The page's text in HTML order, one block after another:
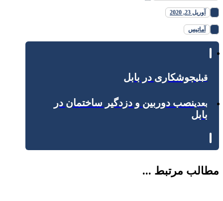
آوریل 23, 2020
آماتیس
قبلیجوشکاری در بابل
بعدینصب دوربین و دزدگیر ساختمان در
بابل
مطالب مرتبط ...